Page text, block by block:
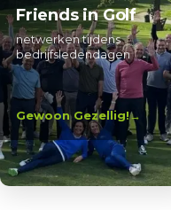
Friends in Golf
netwerken tijdens
bedrijfsledendagen
Gewoon Gezellig!